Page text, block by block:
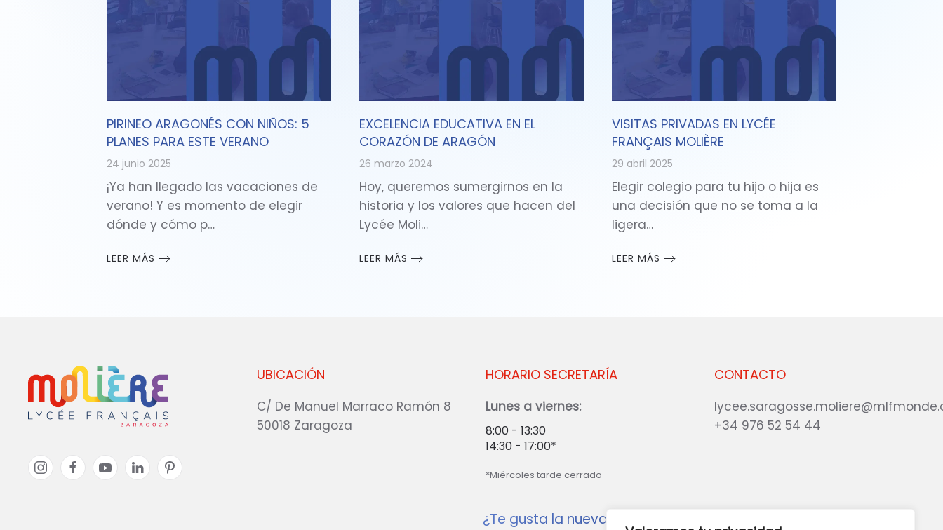
PIRINEO ARAGONÉS CON NIÑOS: 5
PLANES PARA ESTE VERANO
24 junio 2025
¡Ya han llegado las vacaciones de
verano! Y es momento de elegir
dónde y cómo p…
LEER MÁS
EXCELENCIA EDUCATIVA EN EL
CORAZÓN DE ARAGÓN
26 marzo 2024
Hoy, queremos sumergirnos en la
historia y los valores que hacen del
Lycée Moli…
LEER MÁS
VISITAS PRIVADAS EN LYCÉE
FRANÇAIS MOLIÈRE
29 abril 2025
Elegir colegio para tu hijo o hija es
una decisión que no se toma a la
ligera…
LEER MÁS
UBICACIÓN
C/ De Manuel Marraco Ramón 8
50018 Zaragoza
CONTACTO
+34 976 52 54 44
HORARIO SECRETARÍA
Lunes a viernes:
8:00 - 13:30
14:30 - 17:00*
*Miércoles tarde cerrado
¿Te gusta la nueva web?